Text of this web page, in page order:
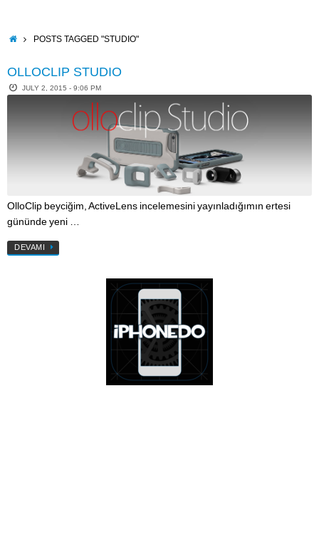
contentHOMEPOSTS TAGGED "STUDIO"
OLLOCLIP STUDIO
JULY 2, 2015 - 9:06 PM
OlloClip beyciğim, ActiveLens incelemesini yayınladığımın ertesi
gününde yeni …
DEVAMI